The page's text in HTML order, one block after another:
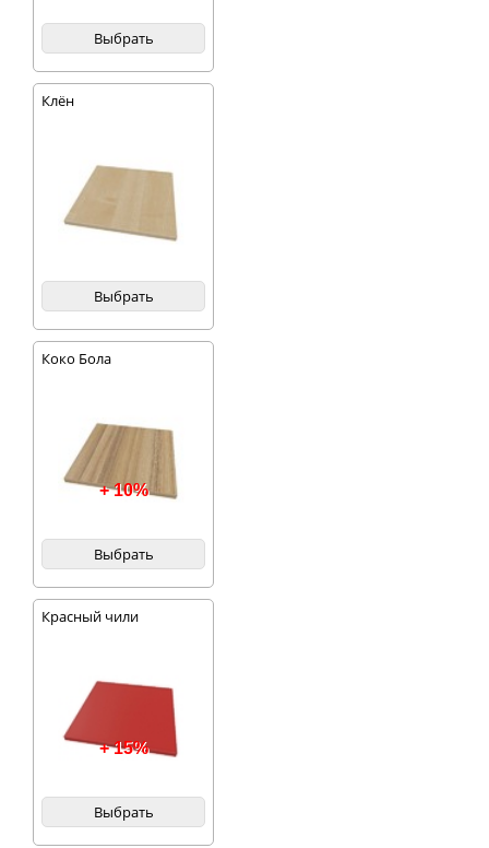
Выбрать
Клён
Выбрать
Коко Бола
+ 10%
Выбрать
Красный чили
+ 15%
Выбрать